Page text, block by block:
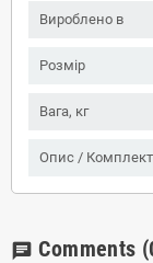
Вироблено в
Розмір
Вага, кг
Опис /
chat Comments